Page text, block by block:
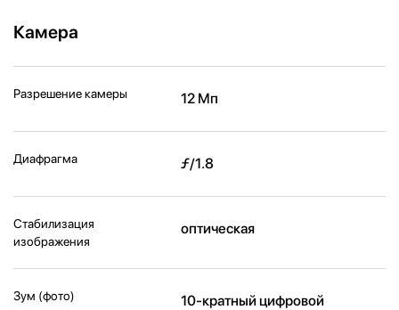
Камера
Разрешение камеры 12 Мп
Диафрагма ƒ/1.8
Стабилизация
изображения
оптическая
Зум (фото)
10-кратный цифровой